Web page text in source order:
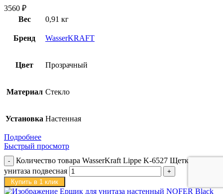
3560 ₽
Вес
0,91 кг
Бренд WasserKRAFT
Цвет Прозрачный
Материал Стекло
Установка Настенная
Подробнее
Быстрый просмотр
Количество товара WasserKraft Lippe K-6527 Щетка для
унитаза подвесная
Купить в 1 клик